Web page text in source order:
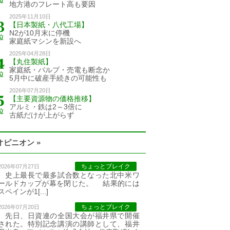
地方港のフレート高も要因
2025年11月10日
【日本製紙・八代工場】
N2が10月末に停機
家庭紙マシンを新設へ
2025年04月28日
【丸住製紙】
家庭紙・パルプ・売電も断念か
5月中に破産手続きの可能性も
2026年07月20日
【主要資源物の価格推移】
アルミ・鉄は2～3倍に
古紙だけが上がらず
ピニオン »
年07月27日 ちょっとブレイク
上最長で最多試合数となった北中米ワ
ルドカップが幕を閉じた。 結果的には
ペインが1[...]
年07月20日 ちょっとブレイク
日、日資連の全国大会が福井県で開催
れた。特別記念講演の講師として、福井